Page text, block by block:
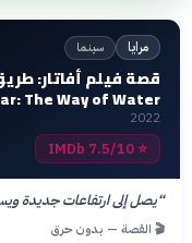
مرايا سينما
قصة فيلم أفاتار:
The Way of Water
2022
⭐
7.5/10 IMDb
“يصل إلى ارتفاعات جديدة
🎬 القصة — بدون حرق